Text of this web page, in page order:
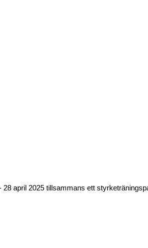
april 2025 tillsammans ett